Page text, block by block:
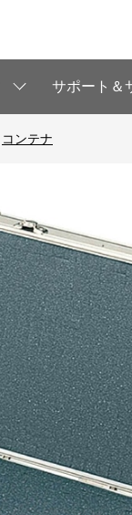
サポート＆
コンテナ